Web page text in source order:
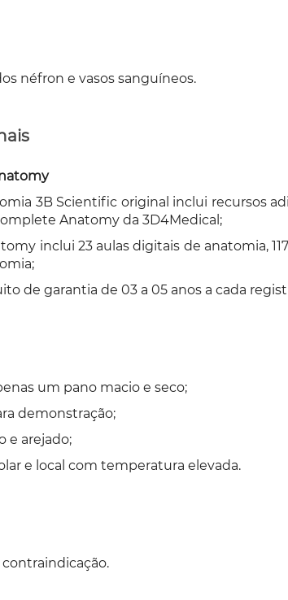
néfron e vasos sanguíneos.
3B Scientific original inclui recursos
Anatomy da 3D4Medical;
inclui 23 aulas digitais de anatomia,
de garantia de 03 a 05 anos a cada
um pano macio e seco;
demonstração;
e arejado;
e local com temperatura elevada.